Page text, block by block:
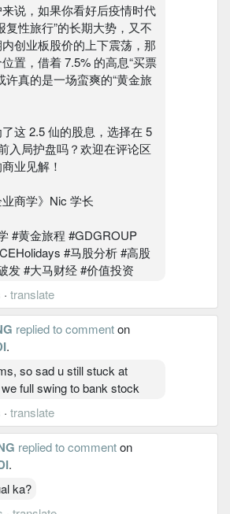
说，如果你看好后疫情时代
复性旅行”的长期大势，又不
创业板股价的上下震荡，那
置，借着 7.5% 的高息“买票
许真的是一场蛮爽的“黄金旅
这 2.5 仙的股息，选择在 5
入局护盘吗？欢迎在评论区
业见解！
商学》Nic 学长
#黄金旅程 #GDGROUP
#马股分析 #高股
发 #大马财经 #价值投资
· translate
replied to commenton
.
so sad u still stuck at
full swing to bank stock
· translate
replied to commenton
.
ka?